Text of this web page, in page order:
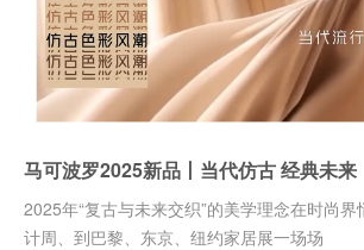
马可波罗2025新品丨当代仿古 经典未来
2025年“复古与未来交织”的美学理念在时尚
计周、到巴黎、东京、纽约家居展一场场